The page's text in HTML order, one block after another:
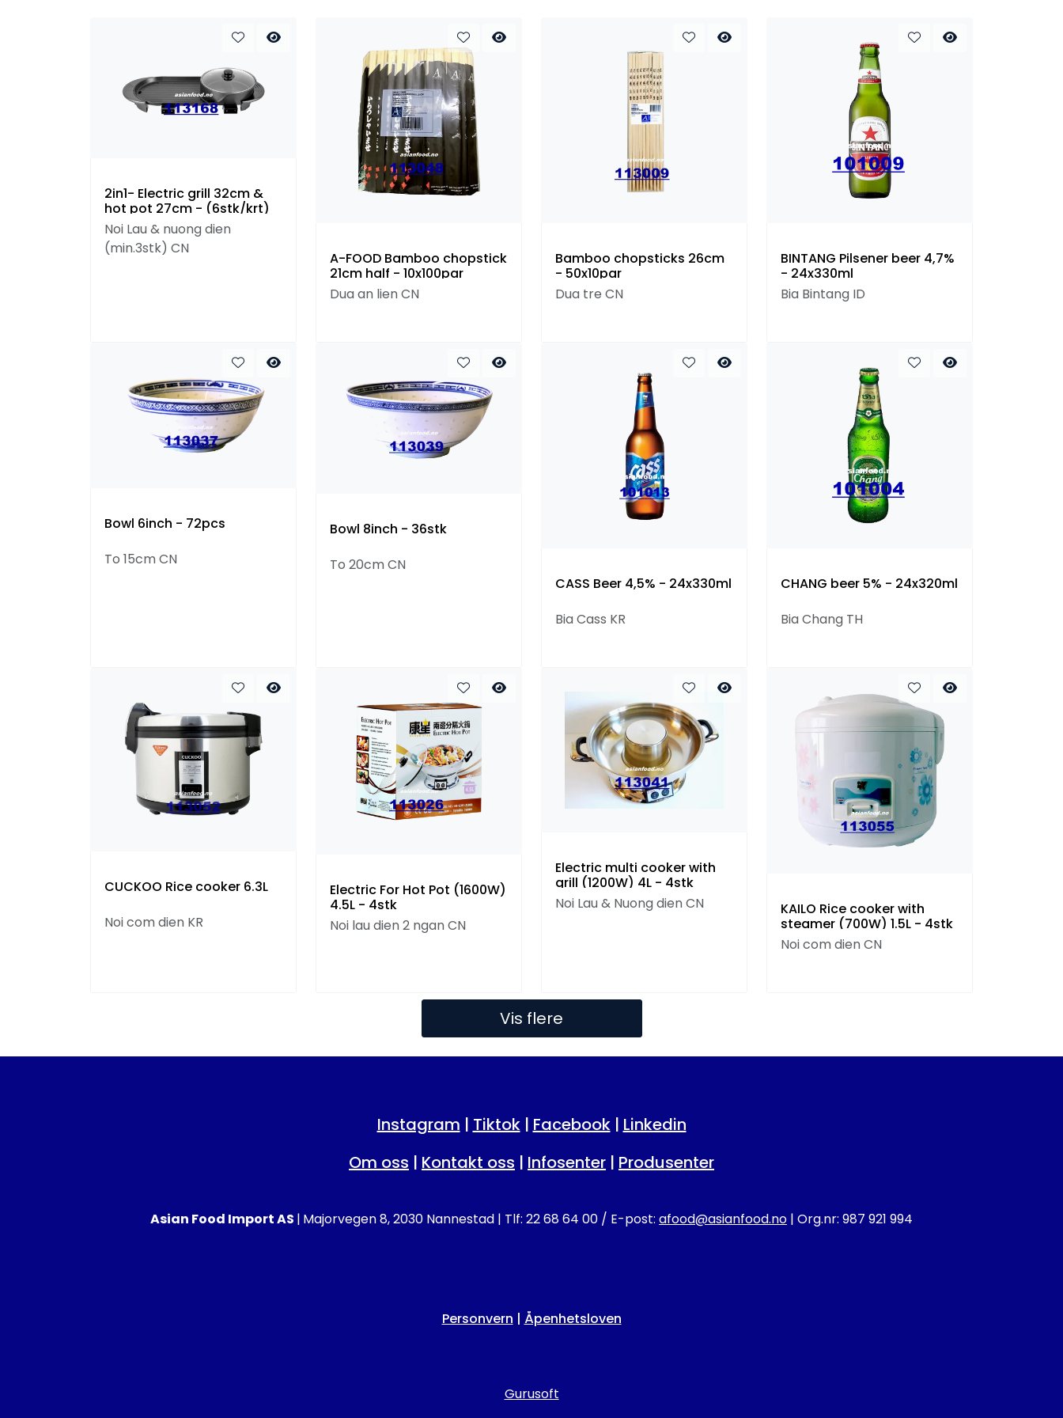
2in1- Electric grill 32cm &
hot pot 27cm - (6stk/krt)
Noi Lau & nuong dien
(min.3stk) CN
A-FOOD Bamboo chopstick
21cm half - 10x100par
Dua an lien CN
Bamboo chopsticks 26cm
- 50x10par
Dua tre CN
BINTANG Pilsener beer 4,7%
- 24x330ml
Bia Bintang ID
Bowl 6inch - 72pcs
To 15cm CN
Bowl 8inch - 36stk
To 20cm CN
CASS Beer 4,5% - 24x330ml
Bia Cass KR
CHANG beer 5% - 24x320ml
Bia Chang TH
CUCKOO Rice cooker 6.3L
Noi com dien KR
Electric For Hot Pot (1600W)
4.5L - 4stk
Noi lau dien 2 ngan CN
Electric multi cooker with
grill (1200W) 4L - 4stk
Noi Lau & Nuong dien CN
KAILO Rice cooker with
steamer (700W) 1.5L - 4stk
Noi com dien CN
Vis flere
Instagram | Tiktok| Facebook| Linkedin
Om oss | Kontakt oss | Infosenter | Produsenter
Asian Food Import AS | Majorvegen 8, 2030 Nannestad | Tlf: 22 68 64 00 / E-post: afood@asianfood.no | Org.nr: 987 921 994
Personvern | Åpenhetsloven
Gurusoft